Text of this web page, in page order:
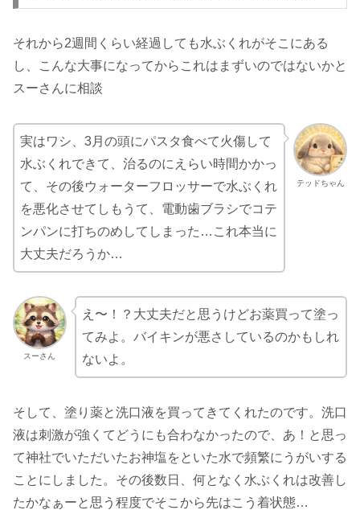
それから2週間くらい経過しても水ぶくれがそこにある
し、こんな大事になってからこれはまずいのではないかと
スーさんに相談
テッドちゃん
実はワシ、3月の頭にパスタ食べて火傷して
水ぶくれできて、治るのにえらい時間かかっ
て、その後ウォーターフロッサーで水ぶくれ
を悪化させてしもうて、電動歯ブラシでコテ
ンパンに打ちのめしてしまった…これ本当に
大丈夫だろうか…
スーさん
え〜！？大丈夫だと思うけどお薬買って塗っ
てみよ。バイキンが悪さしているのかもしれ
ないよ。
そして、塗り薬と洗口液を買ってきてくれたのです。洗口
液は刺激が強くてどうにも合わなかったので、あ！と思っ
て神社でいただいたお神塩をといた水で頻繁にうがいする
ことにしました。その後数日、何となく水ぶくれは改善し
たかなぁーと思う程度でそこから先はこう着状態…